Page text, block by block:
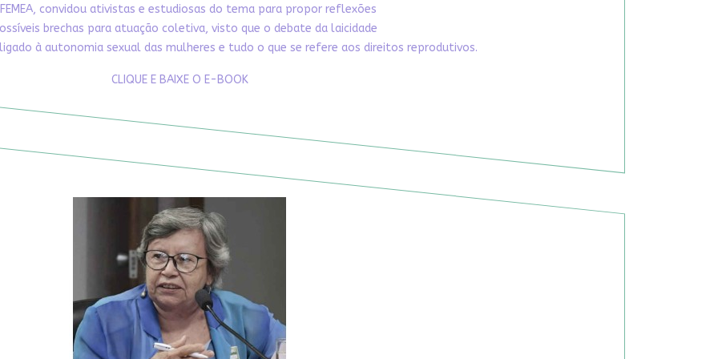
convidou ativistas e estudiosas do tema para propor reflexões
brechas para atuação coletiva, visto que o debate da laicidade
à autonomia sexual das mulheres e tudo o que se refere aos direitos reprodutivos.
CLIQUE E BAIXE O E-BOOK